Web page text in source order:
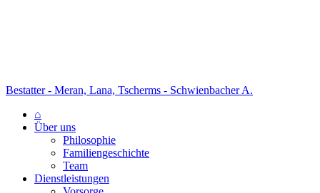
Bestatter - Meran, Lana, Tscherms - Schwienbacher A.
⌂
Über uns
Philosophie
Familiengeschichte
Team
Dienstleistungen